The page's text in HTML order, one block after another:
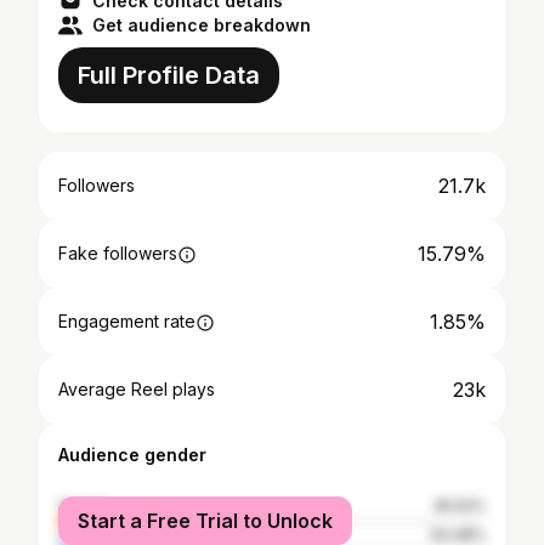
Get audience breakdown
Full Profile Data
Followers 21.7k
Fake followers 15.79%
Engagement rate 1.85%
Average Reel plays 23k
Audience gender
female
male
Start a Free Trial to Unlock